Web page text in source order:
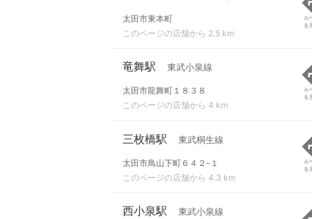
太田市東本町
このページの店舗から 2.5 km
ル
を
竜舞駅 東武小泉線
太田市龍舞町１８３８
このページの店舗から 4 km
ル
を
三枚橋駅 東武桐生線
太田市鳥山下町６４２-１
このページの店舗から 4.3 km
ル
を
西小泉駅 東武小泉線